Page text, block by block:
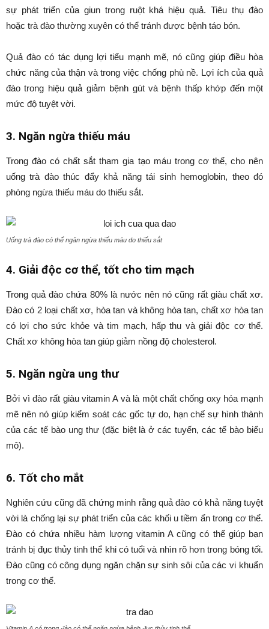
sự phát triển của giun trong ruột khá hiệu quả. Tiêu thụ đào
hoặc trà đào thường xuyên có thể tránh được bệnh táo bón.
Quả đào có tác dụng lợi tiểu mạnh mẽ, nó cũng giúp điều hòa
chức năng của thận và trong việc chống phù nề. Lợi ích của quả
đào trong hiệu quả giảm bệnh gút và bệnh thấp khớp đến một
mức độ tuyệt vời.
3. Ngăn ngừa thiếu máu
Trong đào có chất sắt tham gia tạo máu trong cơ thể, cho nên
uống trà đào thúc đẩy khả năng tái sinh hemoglobin, theo đó
phòng ngừa thiếu máu do thiếu sắt.
Uống trà đào có thể ngăn ngừa thiếu máu do thiếu sắt
4. Giải độc cơ thể, tốt cho tim mạch
Trong quả đào chứa 80% là nước nên nó cũng rất giàu chất xơ.
Đào có 2 loại chất xơ, hòa tan và không hòa tan, chất xơ hòa tan
có lợi cho sức khỏe và tim mạch, hấp thu và giải độc cơ thể.
Chất xơ không hòa tan giúp giảm nồng độ cholesterol.
5. Ngăn ngừa ung thư
Bởi vì đào rất giàu vitamin A và là một chất chống oxy hóa mạnh
mẽ nên nó giúp kiểm soát các gốc tự do, hạn chế sự hình thành
của các tế bào ung thư (đặc biệt là ở các tuyến, các tế bào biểu
mô).
6. Tốt cho mắt
Nghiên cứu cũng đã chứng minh rằng quả đào có khả năng tuyệt
vời là chống lại sự phát triển của các khối u tiềm ẩn trong cơ thể.
Đào có chứa nhiều hàm lượng vitamin A cũng có thể giúp bạn
tránh bị đục thủy tinh thể khi có tuổi và nhìn rõ hơn trong bóng tối.
Đào cũng có công dụng ngăn chặn sự sinh sôi của các vi khuẩn
trong cơ thể.